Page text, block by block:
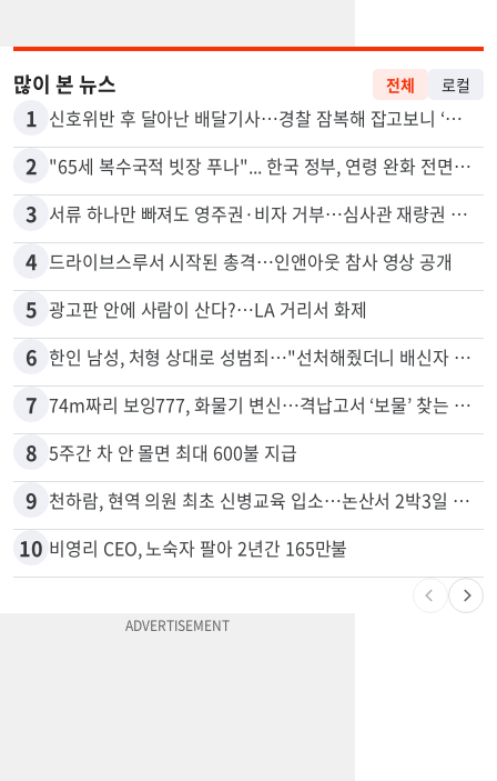
많이 본 뉴스
1 신호위반 후 달아난 배달기사…경찰 잠복해 잡고보니 ‘반전’
2 "65세 복수국적 빗장 푸나"... 한국 정부, 연령 완화 전면 추진
3
4 드라이브스루서 시작된 총격…인앤아웃 참사 영상 공개
5 광고판 안에 사람이 산다?…LA 거리서 화제
6 한인 남성, 처형 상대로 성범죄…"선처해줬더니 배신자 취급"
7
8 5주간 차 안 몰면 최대 600불 지급
9